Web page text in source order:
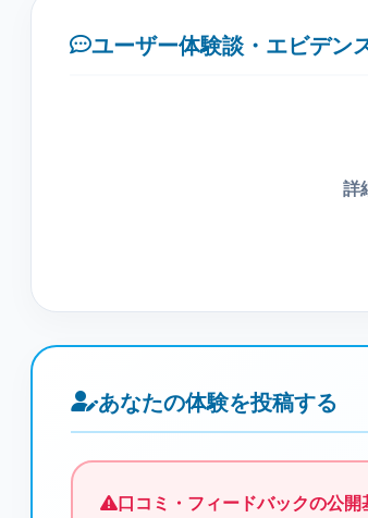
ユーザー体験談・エビデン
詳
あなたの体験を投稿する
口コミ・フィードバックの公開